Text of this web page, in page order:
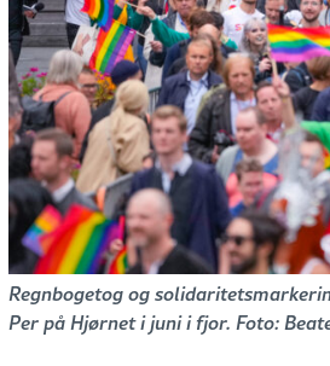
Regnbogetog og
Per på Hjørnet i juni i fjor. Foto: